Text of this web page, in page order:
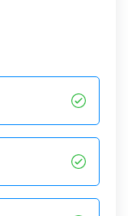
daraus
🌟🍒